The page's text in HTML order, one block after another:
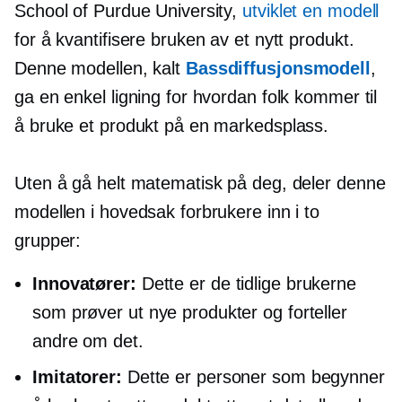
School of Purdue University, utviklet en modell
for å kvantifisere bruken av et nytt produkt.
Denne modellen, kalt Bassdiffusjonsmodell ,
ga en enkel ligning for hvordan folk kommer til
å bruke et produkt på en markedsplass.
Uten å gå helt matematisk på deg, deler denne
modellen i hovedsak forbrukere inn i to
grupper:
Innovatører: Dette er de tidlige brukerne
som prøver ut nye produkter og forteller
andre om det.
Imitatorer: Dette er personer som begynner